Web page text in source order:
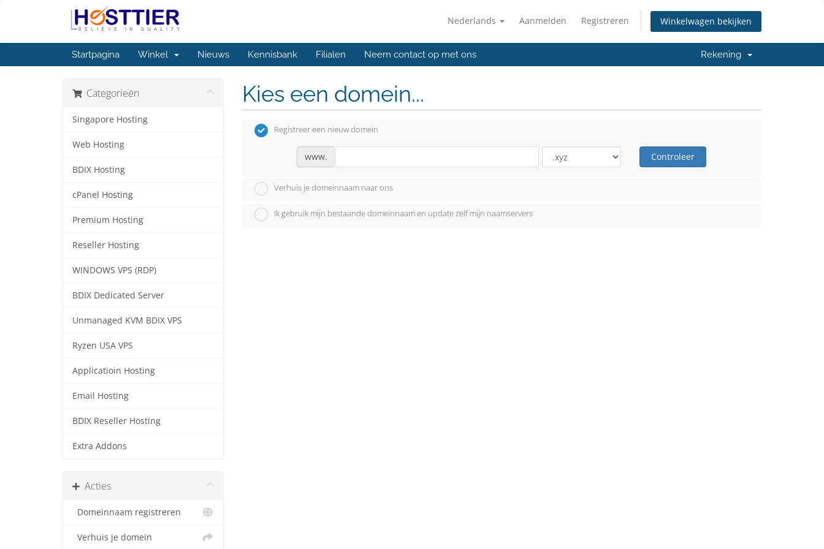
Nederlands Aanmelden Registreren Winkelwagen bekijken
Startpagina Winkel Nieuws Kennisbank Filialen Neem contact op met ons Rekening
Categorieën
Singapore Hosting
Web Hosting
BDIX Hosting
cPanel Hosting
Premium Hosting
Reseller Hosting
WINDOWS VPS (RDP)
BDIX Dedicated Server
Unmanaged KVM BDIX VPS
Ryzen USA VPS
Applicatioin Hosting
Email Hosting
BDIX Reseller Hosting
Extra Addons
Acties
Domeinnaam registreren
Verhuis je domein
Kies een domein...
Registreer een nieuw domein
www. Controleer
Verhuis je domeinnaam naar ons
Ik gebruik mijn bestaande domeinnaam en update zelf mijn naamservers